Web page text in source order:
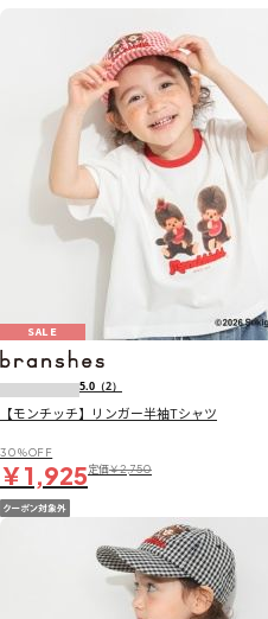
SALE
5.0 （2）
【モンチッチ】リンガー半袖Tシャツ
30％OFF
￥1,925定価￥2,750